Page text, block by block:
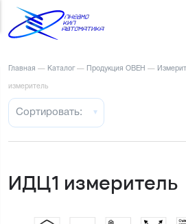
Главная — Каталог — Продукция ОВЕН —
измеритель
Сортировать:
ИДЦ1 измеритель